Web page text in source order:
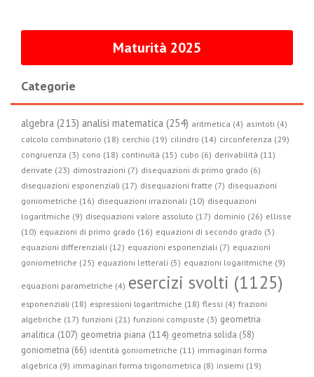
Maturità 2025
Categorie
algebra (213) analisi matematica (254) aritmetica (4) asintoti (4)
calcolo combinatorio (18) cerchio (19) cilindro (14) circonferenza (29)
congruenza (3) cono (18) continuità (15) cubo (6) derivabilità (11)
derivate (23) dimostrazioni (7) disequazioni di primo grado (6)
disequazioni esponenziali (17) disequazioni fratte (7) disequazioni
goniometriche (16) disequazioni irrazionali (10) disequazioni
logaritmiche (9) disequazioni valore assoluto (17) dominio (26) ellisse
(10) equazioni di primo grado (16) equazioni di secondo grado (5)
equazioni differenziali (12) equazioni esponenziali (7) equazioni
goniometriche (25) equazioni letterali (5) equazioni logaritmiche (9)
equazioni parametriche (4) esercizi svolti (1125)
esponenziali (18) espressioni logaritmiche (18) flessi (4) frazioni
algebriche (17) funzioni (21) funzioni composte (3) geometria
analitica (107) geometria piana (114) geometria solida (58)
goniometria (66) identità goniometriche (11) immaginari forma
algebrica (9) immaginari forma trigonometrica (8) insiemi (19)